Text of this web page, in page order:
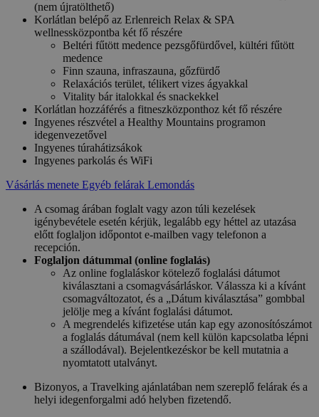
(nem újratölthető)
Korlátlan belépő az Erlenreich Relax & SPA
wellnessközpontba két fő részére
Beltéri fűtött medence pezsgőfürdővel, kültéri fűtött
medence
Finn szauna, infraszauna, gőzfürdő
Relaxációs terület, télikert vizes ágyakkal
Vitality bár italokkal és snackekkel
Korlátlan hozzáférés a fitneszközponthoz két fő részére
Ingyenes részvétel a Healthy Mountains programon
idegenvezetővel
Ingyenes túrahátizsákok
Ingyenes parkolás és WiFi
Vásárlás menete Egyéb felárak Lemondás
A csomag árában foglalt vagy azon túli kezelések
igénybevétele esetén kérjük, legalább egy héttel az utazása
előtt foglaljon időpontot e-mailben vagy telefonon a
recepción.
Foglaljon dátummal (online foglalás)
Az online foglaláskor kötelező foglalási dátumot
kiválasztani a csomagvásárláskor. Válassza ki a kívánt
csomagváltozatot, és a „Dátum kiválasztása” gombbal
jelölje meg a kívánt foglalási dátumot.
A megrendelés kifizetése után kap egy azonosítószámot
a foglalás dátumával (nem kell külön kapcsolatba lépni
a szállodával). Bejelentkezéskor be kell mutatnia a
nyomtatott utalványt.
Bizonyos, a Travelking ajánlatában nem szereplő felárak és a
helyi idegenforgalmi adó helyben fizetendő.